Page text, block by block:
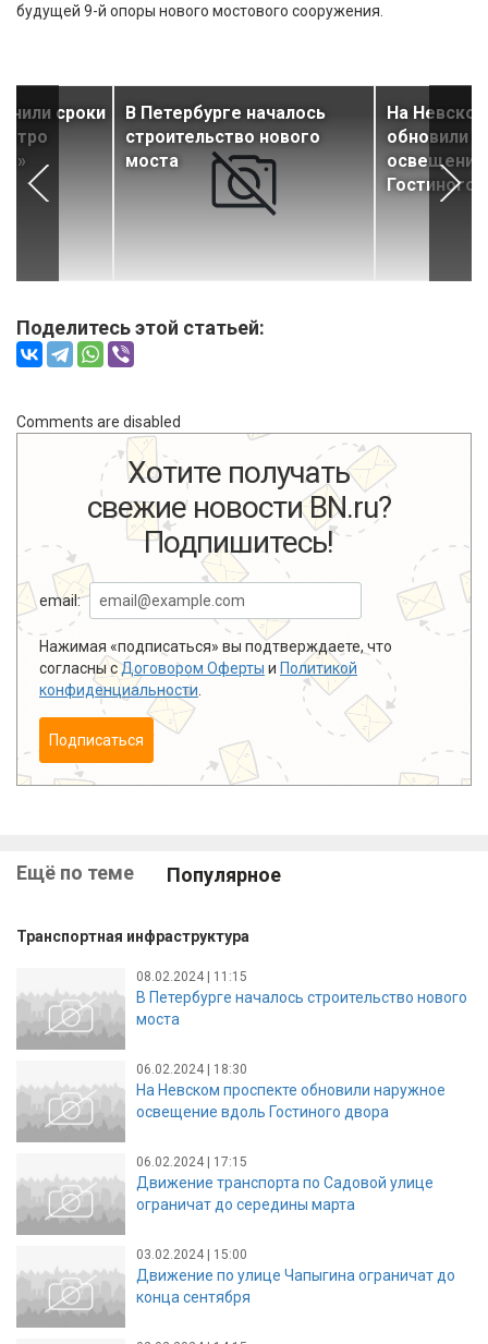
будущей 9-й опоры нового мостового сооружения.
сроки
В Петербурге началось
строительство нового
моста
На
обновили
Гостиного
Поделитесь этой статьей:
Comments are disabled
Хотите получать
свежие новости BN.ru?
Подпишитесь!
email:
Нажимая «подписаться» вы подтверждаете, что
согласны сДоговором Оферты и Политикой
конфиденциальности
Подписаться
Ещё по теме Популярное
Транспортная инфраструктура
08.02.2024 | 11:15
В Петербурге началось строительство нового
моста
06.02.2024 | 18:30
На Невском проспекте обновили наружное
освещение вдоль Гостиного двора
06.02.2024 | 17:15
Движение транспорта по Садовой улице
ограничат до середины марта
03.02.2024 | 15:00
Движение по улице Чапыгина ограничат до
конца сентября